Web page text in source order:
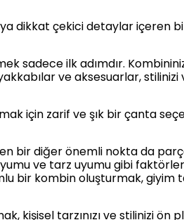
dikkat çekici detaylar içeren
sadece ilk adımdır.
ve aksesuarlar,
için zarif ve şık bir çanta
bir diğer önemli nokta da
ve tarz uyumu gibi
kombin oluşturmak, giyim
kişisel tarzınızı ve stilinizi ön